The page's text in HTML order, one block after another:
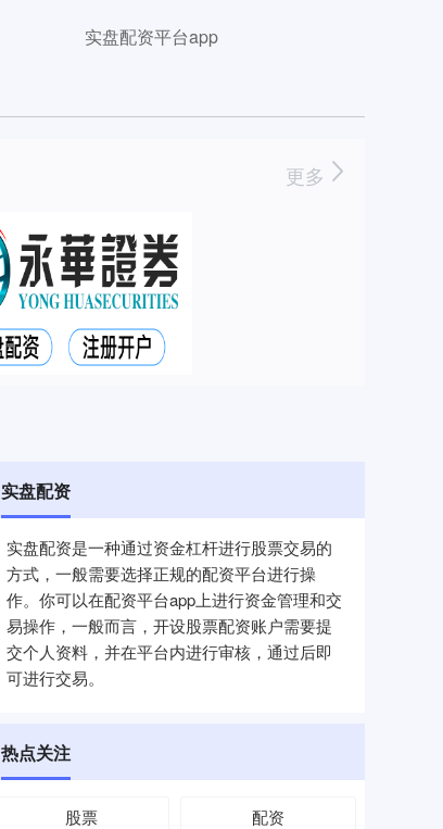
实盘配资平台app
更多
实盘配资
实盘配资是一种通过资金杠杆进行股票交易的
方式，一般需要选择正规的配资平台进行操
作。你可以在配资平台app上进行资金管理和交
易操作，一般而言，开设股票配资账户需要提
交个人资料，并在平台内进行审核，通过后即
可进行交易。
热点关注
股票 配资